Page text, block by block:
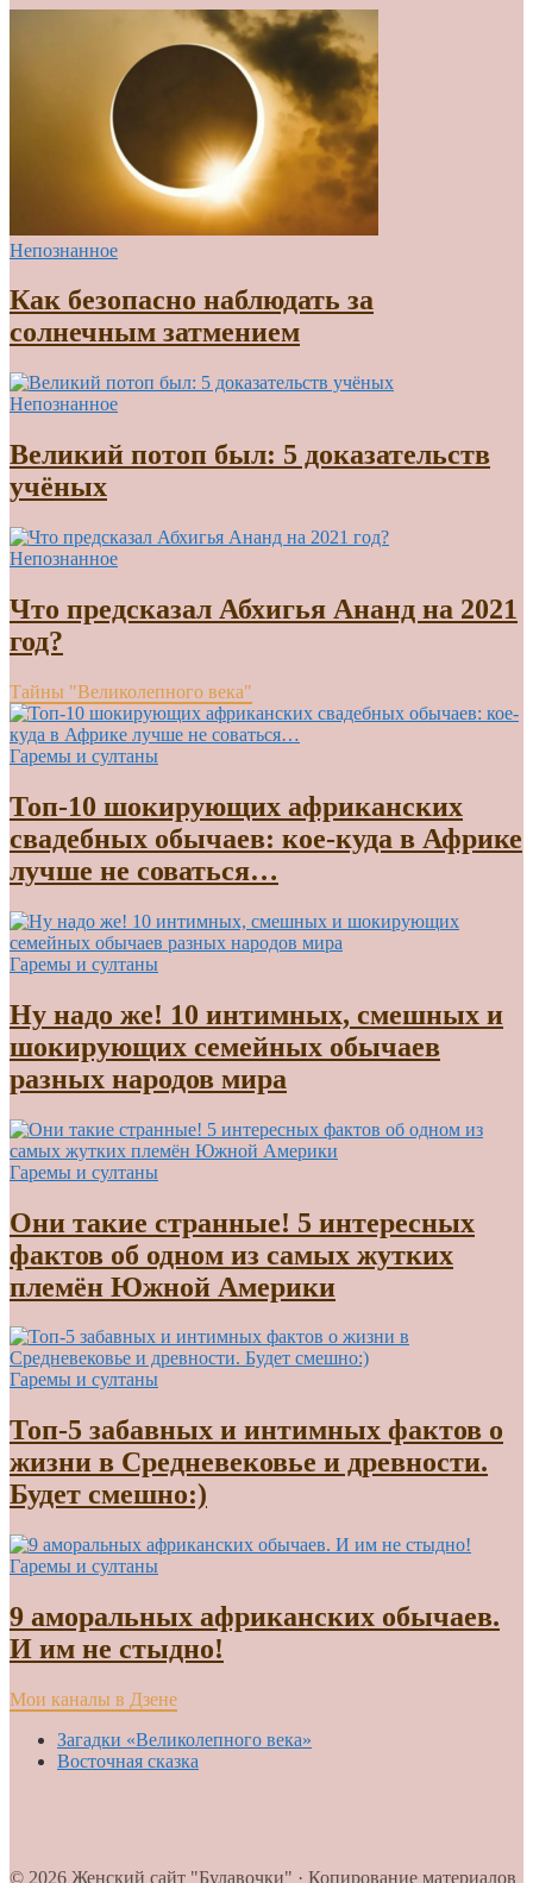
Непознанное
Как безопасно наблюдать за
солнечным затмением
Непознанное
Великий потоп был: 5 доказательств
учёных
Непознанное
Что предсказал Абхигья Ананд на 2021
год?
Тайны "Великолепного века"
Гаремы и султаны
Топ-10 шокирующих африканских
свадебных обычаев: кое-куда в Африке
лучше не соваться…
Гаремы и султаны
Ну надо же! 10 интимных, смешных и
шокирующих семейных обычаев
разных народов мира
Гаремы и султаны
Они такие странные! 5 интересных
фактов об одном из самых жутких
племён Южной Америки
Гаремы и султаны
Топ-5 забавных и интимных фактов о
жизни в Средневековье и древности.
Будет смешно:)
Гаремы и султаны
9 аморальных африканских обычаев.
И им не стыдно!
Мои каналы в Дзене
Загадки «Великолепного века»
Восточная сказка
© 2026 Женский сайт "Булавочки" · Копирование материалов